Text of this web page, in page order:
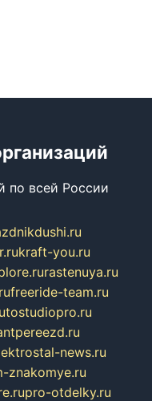
по всей России
kraft-you.ru
rastenuya.ru
freeride-team.ru
news.ru
znakomye.ru
pro-otdelky.ru